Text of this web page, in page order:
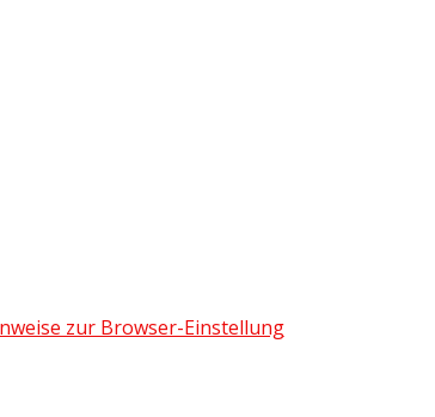
zur Browser-Einstellung